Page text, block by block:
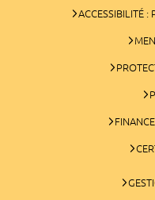
ACCESSIBILITÉ :